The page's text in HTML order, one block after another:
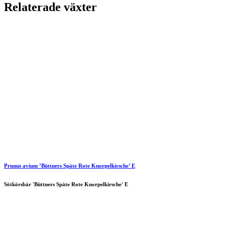
Relaterade växter
Prunus avium ’Büttners Späte Rote Knorpelkirsche’ E
Sötkörsbär 'Büttners Späte Rote Knorpelkirsche' E